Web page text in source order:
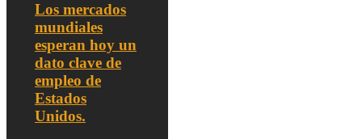
Los mercados
mundiales
esperan hoy un
dato clave de
empleo de
Estados
Unidos.